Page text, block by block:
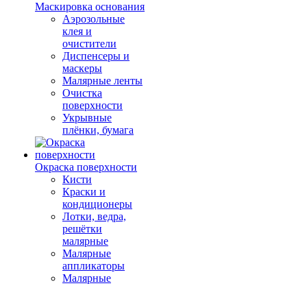
Маскировка основания
Аэрозольные
клея и
очистители
Диспенсеры и
маскеры
Малярные ленты
Очистка
поверхности
Укрывные
плёнки, бумага
Окраска поверхности
Кисти
Краски и
кондиционеры
Лотки, ведра,
решётки
малярные
Малярные
аппликаторы
Малярные